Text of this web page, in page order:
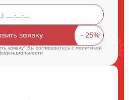
заявку
заявку" Вы соглашаетесь c политикой